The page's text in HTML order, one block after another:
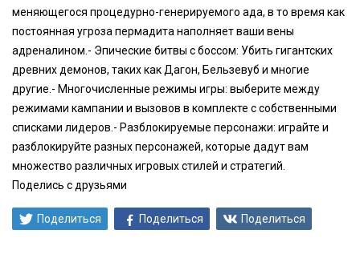
меняющегося процедурно-генерируемого ада, в то время как
постоянная угроза пермадита наполняет ваши вены
адреналином.- Эпические битвы с боссом: Убить гигантских
древних демонов, таких как Дагон, Бельзевуб и многие
другие.- Многочисленные режимы игры: выберите между
режимами кампании и вызовов в комплекте с собственными
списками лидеров.- Разблокируемые персонажи: играйте и
разблокируйте разных персонажей, которые дадут вам
множество различных игровых стилей и стратегий.
Поделись с друзьями
Поделиться Поделиться Поделиться